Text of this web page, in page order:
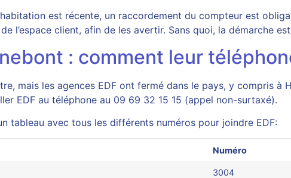
est récente, un raccordement du compteur est
l’espace client, afin de les avertir. Sans quoi, la démarche
: comment leur
mais les agences EDF ont fermé dans le pays, y compris
EDF au téléphone au 09 69 32 15 15 (appel non-surtaxé).
tableau avec tous les différents numéros pour joindre EDF:
Numéro
3004